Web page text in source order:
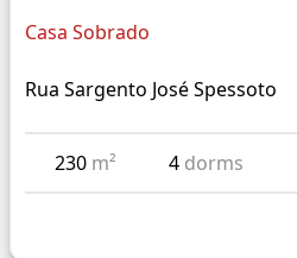
Casa Sobrado
Rua Sargento José Spessoto
230 m² 4 dorms